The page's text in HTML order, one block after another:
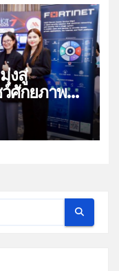
งสู่
ศักยภาพ
ระบบ และ